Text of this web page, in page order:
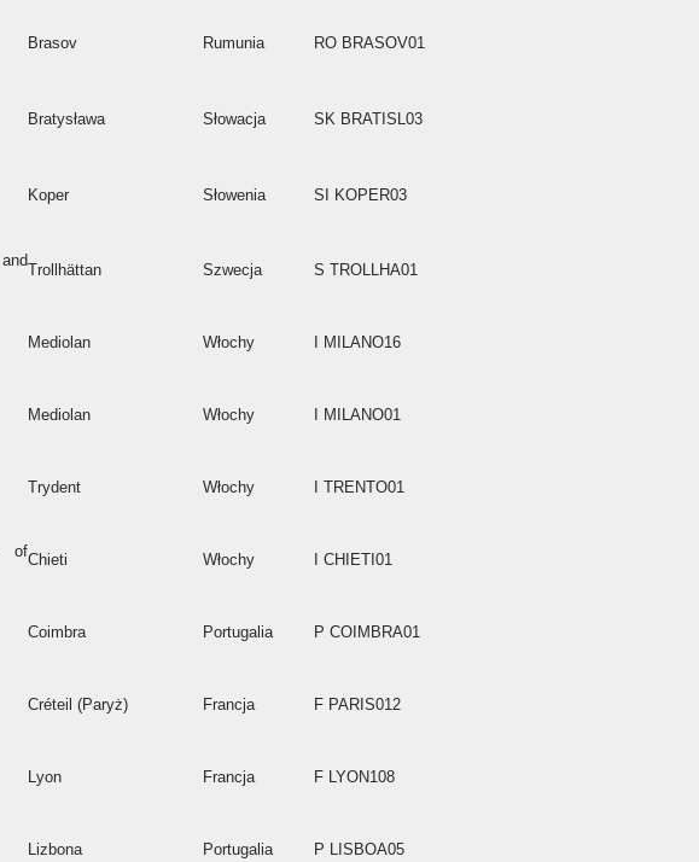
Brasov Rumunia RO BRASOV01
Bratysława Słowacja SK BRATISL03
Koper Słowenia SI KOPER03
Trollhättan Szwecja S TROLLHA01
Mediolan Włochy I MILANO16
Mediolan Włochy I MILANO01
Trydent Włochy I TRENTO01
ofChieti Włochy I CHIETI01
Coimbra Portugalia P COIMBRA01
Créteil (Paryż) Francja F PARIS012
Lyon Francja F LYON108
Lizbona Portugalia P LISBOA05